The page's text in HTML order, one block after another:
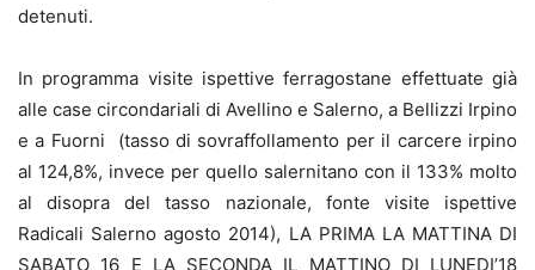
detenuti.
In programma visite ispettive ferragostane effettuate già
alle case circondariali di Avellino e Salerno, a Bellizzi Irpino
e a Fuorni (tasso di sovraffollamento per il carcere irpino
al 124,8%, invece per quello salernitano con il 133% molto
al disopra del tasso nazionale, fonte visite ispettive
Radicali Salerno agosto 2014), LA PRIMA LA MATTINA DI
SABATO 16 E LA SECONDA IL MATTINO DI LUNEDI’18